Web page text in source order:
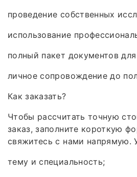
проведение собственных
использование
полный пакет документов
личное сопровождение до
Как заказать?
Чтобы рассчитать точную
заказ, заполните короткую
свяжитесь с нами напрямую.
тему и специальность;